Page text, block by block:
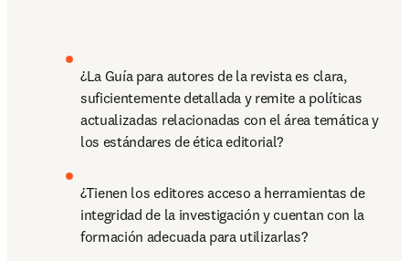
¿La Guía para autores de la revista es clara,
suficientemente detallada y remite a políticas
actualizadas relacionadas con el área temática y
los estándares de ética editorial?
¿Tienen los editores acceso a herramientas de
integridad de la investigación y cuentan con la
formación adecuada para utilizarlas?